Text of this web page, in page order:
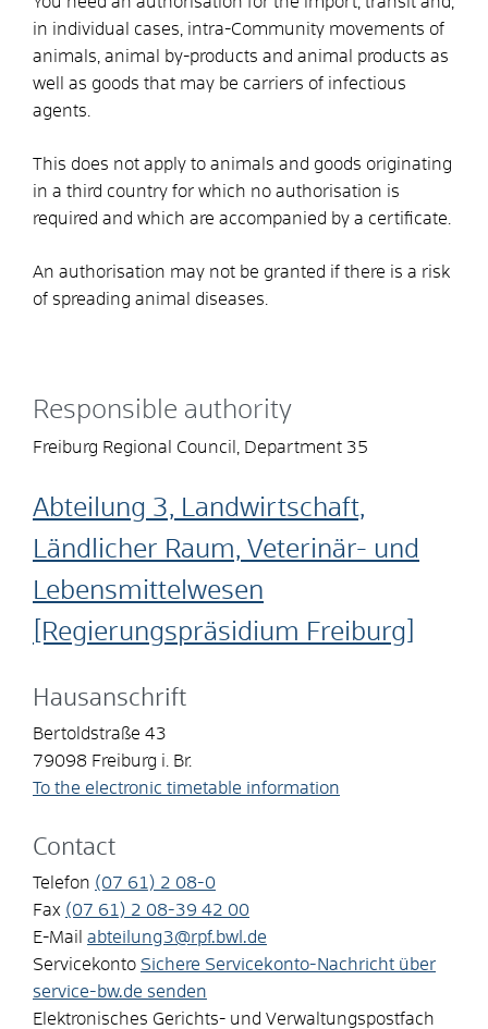
in individual cases, intra-Community movements of
animals, animal by-products and animal products as
well as goods that may be carriers of infectious
agents.
This does not apply to animals and goods originating
in a third country for which no authorisation is
required and which are accompanied by a certificate.
An authorisation may not be granted if there is a risk
of spreading animal diseases.
Responsible authority
Freiburg Regional Council, Department 35
Abteilung 3, Landwirtschaft,
Ländlicher Raum, Veterinär- und
Lebensmittelwesen
[Regierungspräsidium Freiburg]
Hausanschrift
Bertoldstraße 43
79098 Freiburg i. Br.
To the electronic timetable information
Contact
Telefon (07 61) 2 08-0
Fax (07 61) 2 08-39 42 00
E-Mail abteilung3@rpf.bwl.de
Servicekonto Sichere Servicekonto-Nachricht über
service-bw.de senden
Elektronisches Gerichts- und Verwaltungspostfach